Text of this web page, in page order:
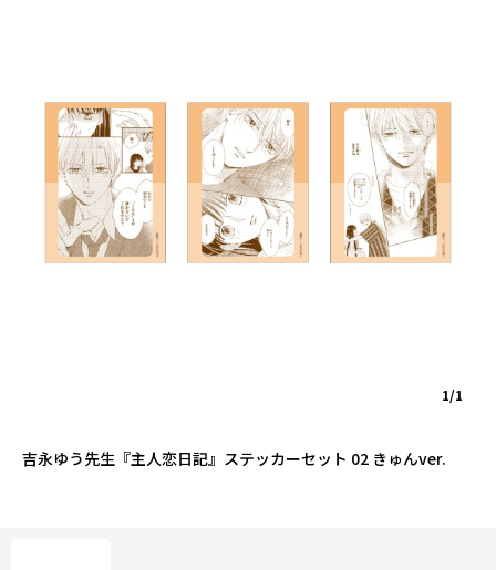
吉永ゆう先生『主人恋日記』ステッカーセット 02 きゅんver.
1/1